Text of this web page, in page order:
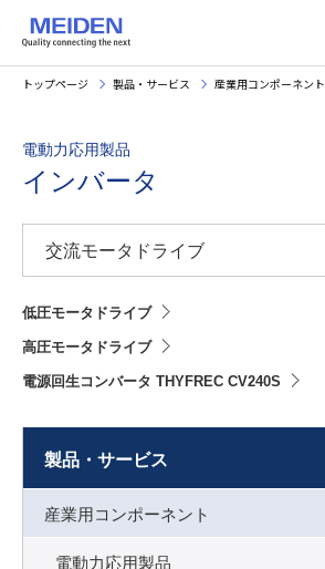
トップページ 製品・サービス 産業用コンポーネント
電動力応用製品
インバータ
交流モータドライブ
低圧モータドライブ
高圧モータドライブ
電源回生コンバータ THYFREC CV240S
製品・サービス
産業用コンポーネント
電動力応用製品